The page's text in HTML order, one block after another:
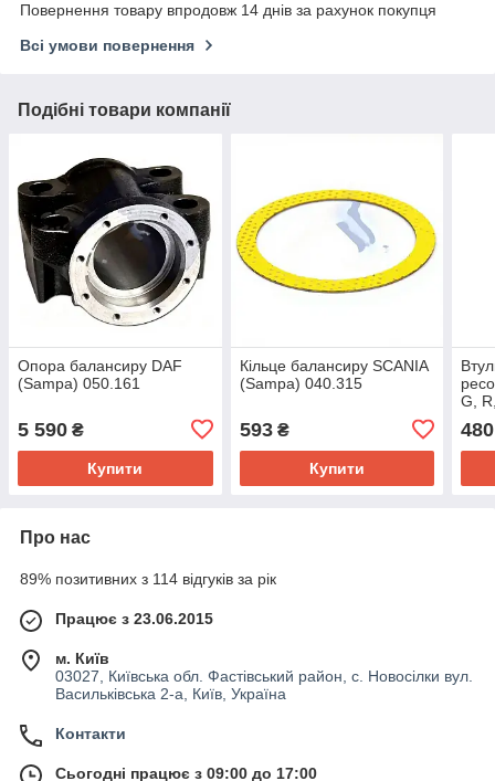
Повернення товару впродовж 14 днів за рахунок покупця
Всі умови повернення
Подібні товари компанії
Опора балансиру DAF
(Sampa) 050.161
5 590 ₴
Купити
Кільце балансиру SCANIA
(Sampa) 040.315
593₴
Купити
G,
480
Про нас
89% позитивних з 114 відгуків за рік
Працює з 23.06.2015
м. Київ
03027, Київська обл. Фастівський район, с. Новосілки вул.
Васильківська 2-а, Київ, Україна
Контакти
Сьогодні працює з 09:00 до 17:00